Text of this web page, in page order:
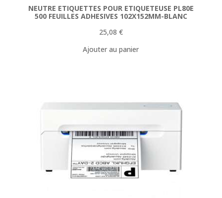
NEUTRE ETIQUETTES POUR ETIQUETEUSE PL80E
500 FEUILLES ADHESIVES 102X152MM-BLANC
25,08 €
Ajouter au panier